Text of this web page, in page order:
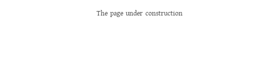
The page under construction